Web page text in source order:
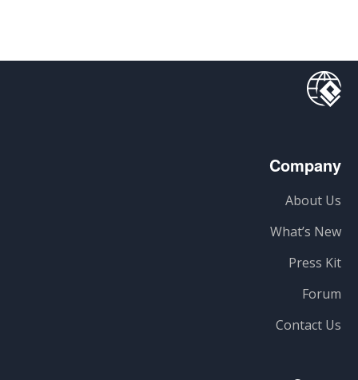
Company
About Us
What’s New
Press Kit
Forum
Contact Us